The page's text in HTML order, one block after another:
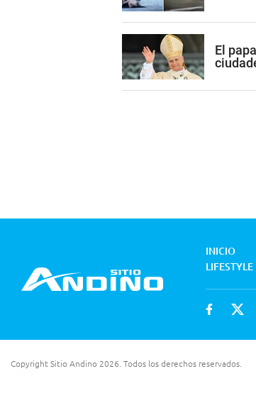
El
INICIO
LIFESTYLE
Copyright Sitio Andino 2026. Todos los derechos reservados.